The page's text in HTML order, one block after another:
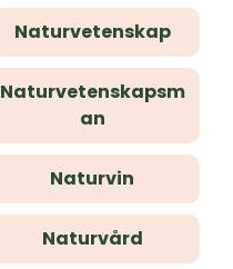
Naturvetenskap
Naturvetenskapsm
an
Naturvin
Naturvård